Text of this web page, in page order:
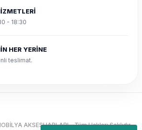
- 18:30
HER YERİNE
teslimat.
AKSESUARLARI - Tüm Hakları Saklıdır.